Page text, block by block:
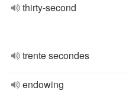
thirty-second
trente secondes
endowing